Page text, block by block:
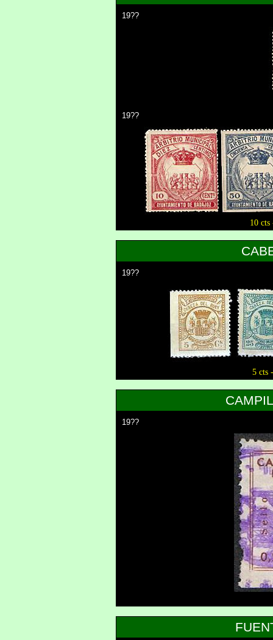
19??
19??
10
19??
5 cts
19??